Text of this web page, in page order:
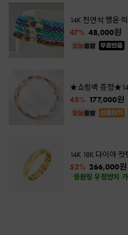
14K 천연석 행운
호안석 자수정 그
47% 48,000원
★쇼핑백 증정
[당일출고]
45% 177,000원
14K 18K 다이아 컷
52% 266,000원
?응원링 우정반지